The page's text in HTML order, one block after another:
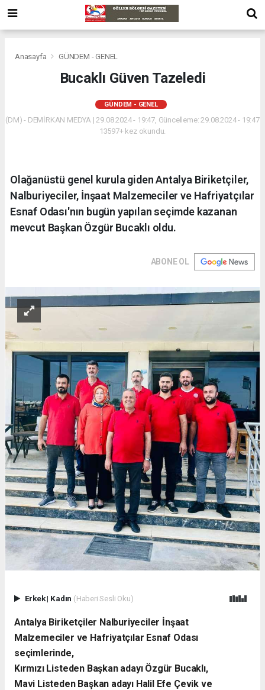
Anasayfa GÜNDEM - GENEL
Bucaklı Güven Tazeledi
GÜNDEM - GENEL
(DM) - DEMİRKAN MEDYA | 29.08.2024 - 19:47, Güncelleme: 29.08.2024 - 19:47
13597+ kez okundu.
Olağanüstü genel kurula giden Antalya Biriketçiler,
Nalburiyeciler, İnşaat Malzemeciler ve Hafriyatçılar
Esnaf Odası'nın bugün yapılan seçimde kazanan
mevcut Başkan Özgür Bucaklı oldu.
ABONE OL
Erkek| Kadın (Haberi Sesli Oku)
Antalya Biriketçiler Nalburiyeciler İnşaat
Malzemeciler ve Hafriyatçılar Esnaf Odası
seçimlerinde,
Kırmızı Listeden Başkan adayı Özgür Bucaklı,
Mavi Listeden Başkan adayı Halil Efe Çevik ve